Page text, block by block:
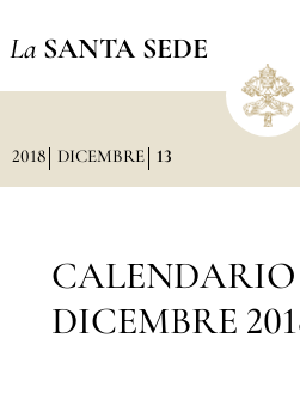
La SANTA SEDE
2018 DICEMBRE 13
DICEMBRE